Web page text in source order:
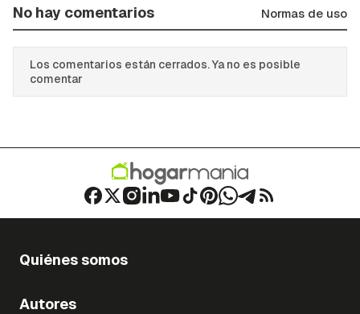
No hay comentarios Normas de uso
Los comentarios están cerrados. Ya no es posible
comentar
Quiénes somos
Autores